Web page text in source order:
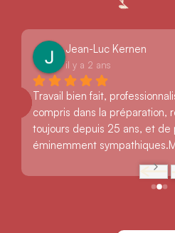
Jean-Luc Kernen
il y a 2 ans
Travail bien fait,
compris dans la préparation,
toujours depuis 25 ans, et de
éminemment